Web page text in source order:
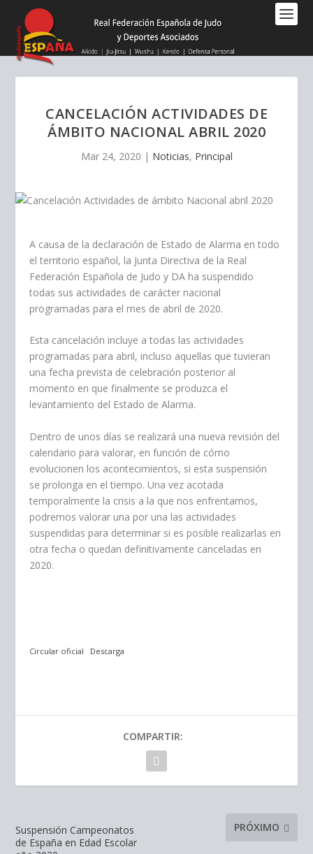
este
sitio
web
accesibilidad.
CANCELACIÓN ACTIVIDADES DE
ÁMBITO NACIONAL ABRIL 2020
Mar 24, 2020 | Noticias, Principal
A causa de la declaración de Estado de Alarma en todo
el territorio español, la Junta Directiva de la Real
Federación Española de Judo y DA ha suspendido
todas sus actividades de carácter nacional
programadas para el mes de abril de 2020.
Esta cancelación incluye a todas las actividades
programadas para abril, incluso aquellas que tuvieran
una fecha prevista de celebración posterior al
momento en que finalmente se produzca el
levantamiento del Estado de Alarma.
Dentro de unos días se realizará una nueva revisión del
calendario para valorar, en función de cómo
evolucionen los acontecimientos, si esta suspensión
se prolonga en el tiempo. Una vez acotada
temporalmente la crisis a la que nos enfrentamos,
podremos valorar una por una las actividades
suspendidas para determinar si es posible realizarlas en
otra fecha o quedan definitivamente canceladas en
2020.
Circular oficial Descarga
COMPARTIR:
Suspensión Campeonatos
de España en Edad Escolar
PRÓXIMO